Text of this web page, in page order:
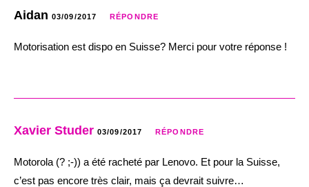
Aidan 03/09/2017 RÉPONDRE
Motorisation est dispo en Suisse? Merci pour votre réponse !
Xavier Studer 03/09/2017 RÉPONDRE
Motorola (? ;-)) a été racheté par Lenovo. Et pour la Suisse,
c’est pas encore très clair, mais ça devrait suivre…